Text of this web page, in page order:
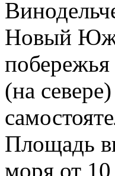
Новый
(на
Площадь
моря от